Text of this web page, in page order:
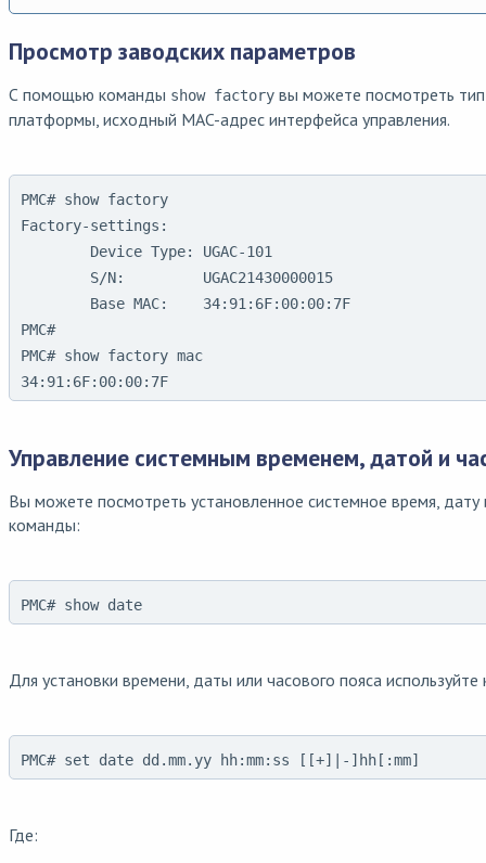
Просмотр заводских параметров
С помощью команды show factory вы можете посмотреть
платформы, исходный MAC-адрес интерфейса управления.
PMC# show factory
Factory-settings:
PMC#
PMC# show factory mac
34:91:6F:00:00:7F
Управление системным временем, датой и
Вы можете посмотреть установленное системное время,
команды:
PMC# show date
Для установки времени, даты или часового пояса
PMC# set date dd.mm.yy hh:mm:ss [[+]|-]hh[:mm]
Где: